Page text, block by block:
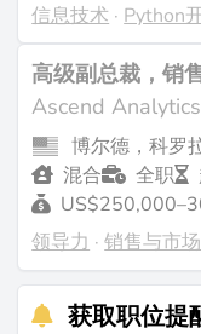
Ascend Analytics
析解决方案，重点
件。他们的产品包
优化和电力市场建
的预测。值得注意
证明能比ERCOT和
超过50%的收入，
预见率（来源：
的客户群体，包括
电力零售商、投资
行预测性电力和基
信息技术 · Python
高级副总裁，销
Ascend Analytics
博尔德，科罗
混合
全职
领导力 ·销售与市
获取职位提